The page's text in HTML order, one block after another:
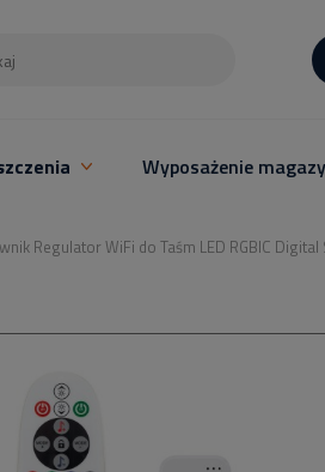
Wyposażenie
Regulator WiFi do Taśm LED RGBIC